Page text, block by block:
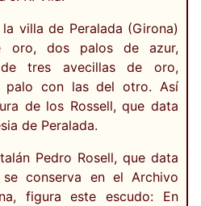
villa de Peralada (Girona)
oro, dos palos de azur,
tres avecillas de oro,
palo con las del otro. Así
de los Rossell, que data
de Peralada.
Pedro Rosell, que data
conserva en el Archivo
figura este escudo: En